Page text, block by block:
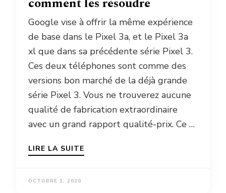
Google vise à offrir la même expérience
de base dans le Pixel 3a, et le Pixel 3a
xl que dans sa précédente série Pixel 3.
Ces deux téléphones sont comme des
versions bon marché de la déjà grande
série Pixel 3. Vous ne trouverez aucune
qualité de fabrication extraordinaire
avec un grand rapport qualité-prix. Ce …
LIRE LA SUITE
OCTOBRE 1, 2020